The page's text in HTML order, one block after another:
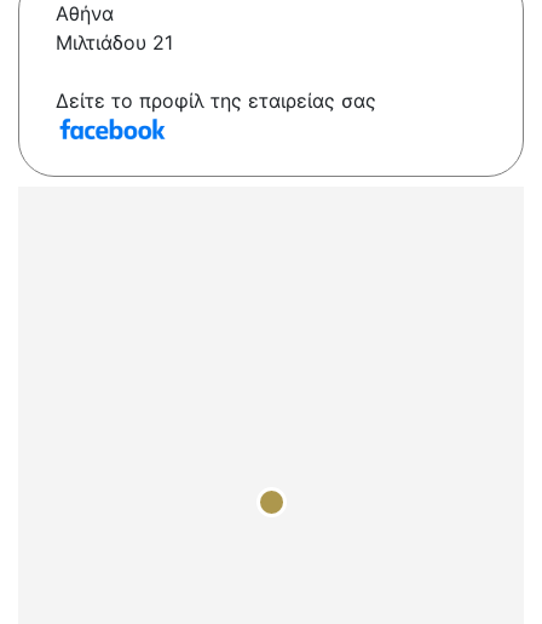
Αθήνα
Μιλτιάδου 21
Δείτε το προφίλ της εταιρείας σας